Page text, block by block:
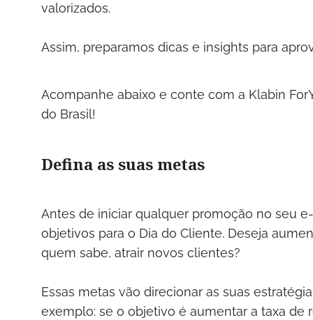
valorizados.
Assim, preparamos dicas e insights para
Acompanhe abaixo e conte com a Klabin
do Brasil!
Defina as suas metas
Antes de iniciar qualquer promoção no seu
objetivos para o Dia do Cliente. Deseja
quem sabe, atrair novos clientes?
Essas metas vão direcionar as suas
exemplo: se o objetivo é aumentar a taxa